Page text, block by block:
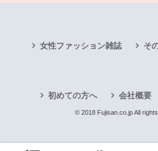
女性ファッション雑誌 そ
初めての方へ 会社概要
© 2018 Fujisan.co.jp All